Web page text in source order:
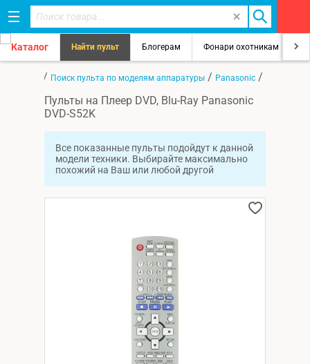
Каталог Найти пульт Блогерам Фонари охотникам
/ Поиск пульта по моделям аппаратуры / Panasonic /
Пульты на Плеер DVD, Blu-Ray Panasonic
DVD-S52K
Все показанные пульты подойдут к данной
модели техники. Выбирайте максимально
похожий на Ваш или любой другой